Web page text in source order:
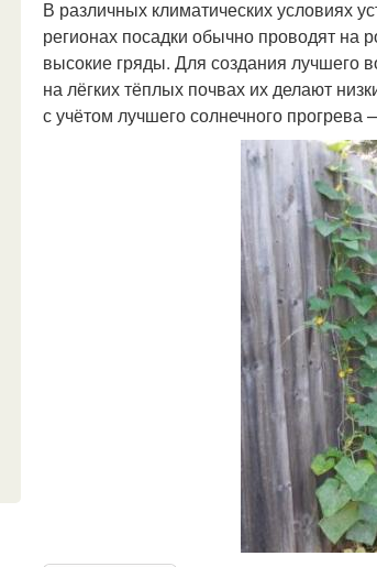
Высокая грядка
В различных климатических условиях
регионах посадки обычно проводят на
высокие гряды. Для создания лучшего
на лёгких тёплых почвах их делают
с учётом лучшего солнечного прогрева